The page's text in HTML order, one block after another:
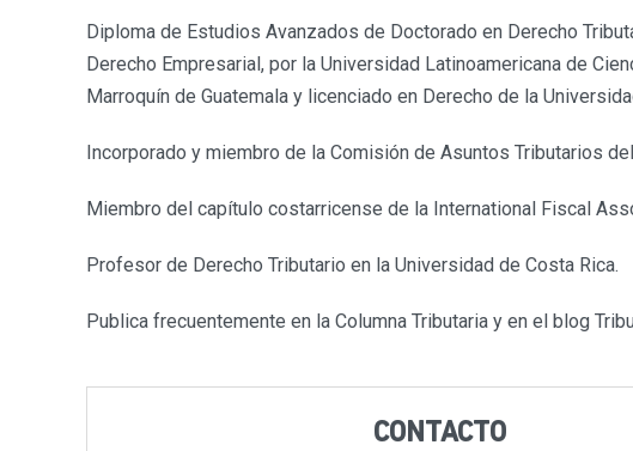
Diploma de Estudios Avanzados de Doctorado en Derecho
Derecho Empresarial, por la Universidad Latinoamericana de
Marroquín de Guatemala y licenciado en Derecho de la
Incorporado y miembro de la Comisión de Asuntos Tributarios
Miembro del capítulo costarricense de la International Fiscal
Profesor de Derecho Tributario en la Universidad de Costa Rica.
Publica frecuentemente en la Columna Tributaria y en el blog
CONTACTO